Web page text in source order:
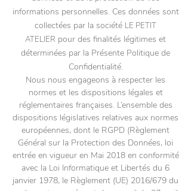
informations personnelles. Ces données sont
collectées par la société LE PETIT
ATELIER pour des finalités légitimes et
déterminées par la Présente Politique de
Confidentialité.
Nous nous engageons à respecter les
normes et les dispositions légales et
réglementaires françaises. L’ensemble des
dispositions législatives relatives aux normes
européennes, dont le RGPD (Règlement
Général sur la Protection des Données, loi
entrée en vigueur en Mai 2018 en conformité
avec la Loi Informatique et Libertés du 6
janvier 1978, le Règlement (UE) 2016/679 du